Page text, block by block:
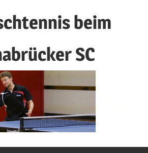
beim
SC